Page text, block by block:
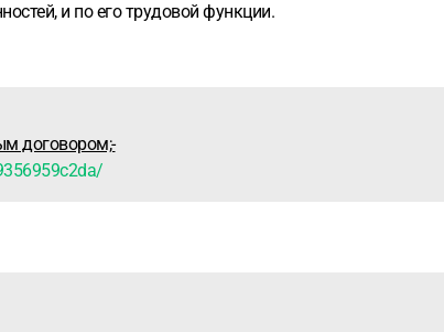
и по его трудовой функции.
договором;-